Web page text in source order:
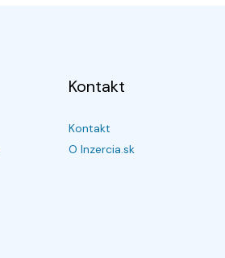
Kontakt
Kontakt
O Inzercia.sk